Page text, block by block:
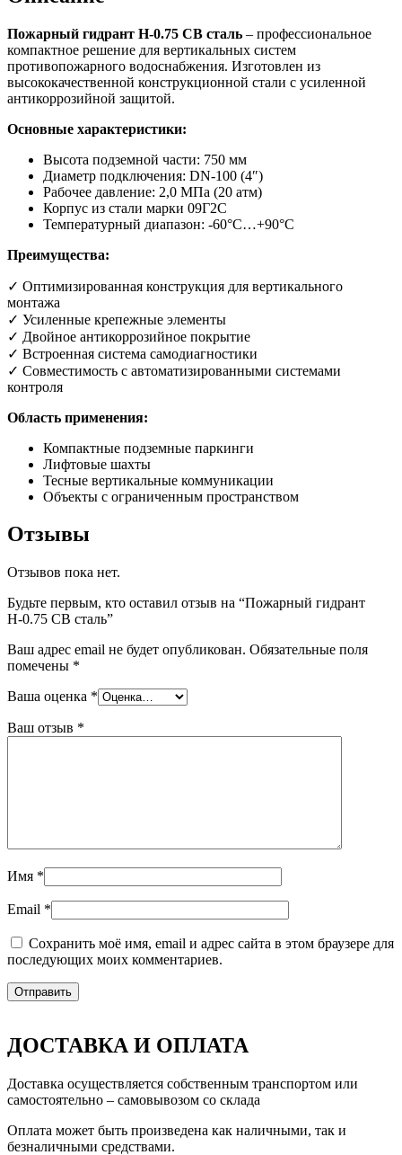
Пожарный гидрант Н-0.75 СВ сталь – профессиональное
компактное решение для вертикальных систем
противопожарного водоснабжения. Изготовлен из
высококачественной конструкционной стали с усиленной
антикоррозийной защитой.
Основные характеристики:
Высота подземной части: 750 мм
Диаметр подключения: DN-100 (4″)
Рабочее давление: 2,0 МПа (20 атм)
Корпус из стали марки 09Г2С
Температурный диапазон: -60°С…+90°С
Преимущества:
✓ Оптимизированная конструкция для вертикального
монтажа
✓ Усиленные крепежные элементы
✓ Двойное антикоррозийное покрытие
✓ Встроенная система самодиагностики
✓ Совместимость с автоматизированными системами
контроля
Область применения:
Компактные подземные паркинги
Лифтовые шахты
Тесные вертикальные коммуникации
Объекты с ограниченным пространством
Отзывы
Отзывов пока нет.
Будьте первым, кто оставил отзыв на “Пожарный гидрант
Н-0.75 СВ сталь”
Ваш адрес email не будет опубликован. Обязательные поля
помечены *
Ваша оценка *
Ваш отзыв *
Имя *
Email *
Сохранить моё имя, email и адрес сайта в этом браузере для
последующих моих комментариев.
ДОСТАВКА И ОПЛАТА
Доставка осуществляется собственным транспортом или
самостоятельно – самовывозом со склада
Оплата может быть произведена как наличными, так и
безналичными средствами.